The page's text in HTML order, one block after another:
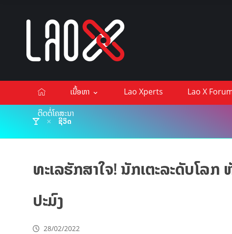
ເນື້ອຫາ Lao Xperts Lao X
ຕິດຕໍ່ໂຄສະນາ
ຊີວິດ
ທະເລຮັກສາໃຈ! ນັກເຕະລະດັບໂລ
ປະມົງ
28/02/2022